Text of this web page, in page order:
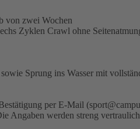
von zwei Wochen
Zyklen Crawl ohne
Sprung ins Wasser mit
per E-Mail
Angaben werden streng